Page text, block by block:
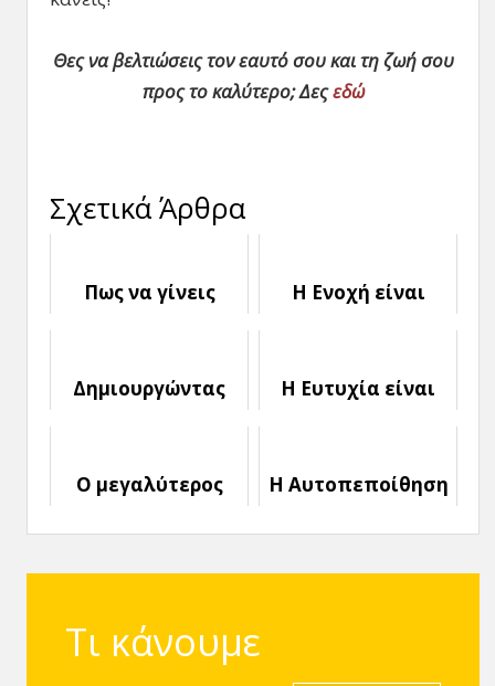
Θες να βελτιώσεις τον εαυτό σου και τη ζωή σου
προς το καλύτερο; Δεςεδώ
Σχετικά Άρθρα
Πως να γίνεις
Η Ενοχή είναι
Δημιουργώντας
Η Ευτυχία είναι
Ο μεγαλύτερος
Εσύ!
Η Αυτοπεποίθηση
βήματα
Τι κάνουμε